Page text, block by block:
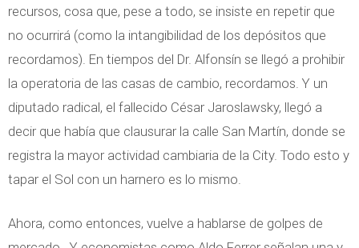
recursos, cosa que, pese a todo, se insiste en repetir que
no ocurrirá (como la intangibilidad de los depósitos que
recordamos). En tiempos del Dr. Alfonsín se llegó a prohibir
la operatoria de las casas de cambio, recordamos. Y un
diputado radical, el fallecido César Jaroslawsky, llegó a
decir que había que clausurar la calle San Martín, donde se
registra la mayor actividad cambiaria de la City. Todo esto y
tapar el Sol con un harnero es lo mismo.
Ahora, como entonces, vuelve a hablarse de golpes de